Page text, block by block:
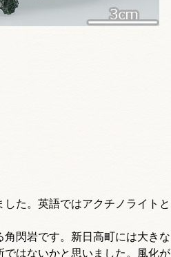
た。英語ではアクチノライトと
閃岩です。新日高町には大きな
はないかと思いました。風化が